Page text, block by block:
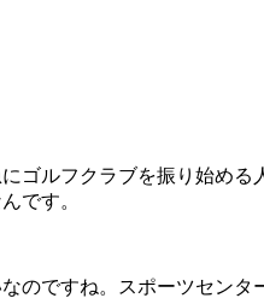
ゴルフクラブを振り始め
です。
ですね。スポーツセンタ